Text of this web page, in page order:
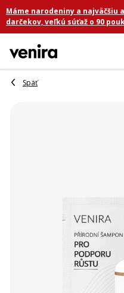
Prejsť
na
obsah
Máme narodeniny a najväčšiu
darčekov, veľkú súťaž o 90